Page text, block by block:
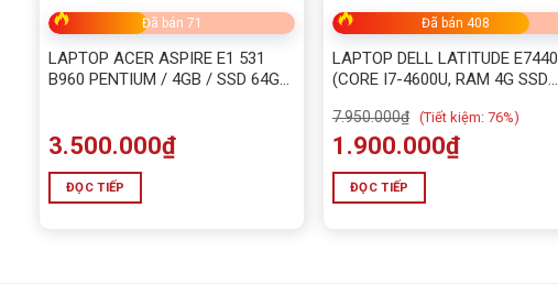
Đã bán 71
LAPTOP ACER ASPIRE E1 531
B960 PENTIUM / 4GB / SSD 64GB
3.500.000₫
ĐỌC TIẾP
Đã bán 408
LAPTOP DELL LATITUDE E7440
(CORE I7-4600U, RAM 4G SSD
7.950.000₫ (Tiết kiệm: 76%)
1.900.000₫
ĐỌC TIẾP